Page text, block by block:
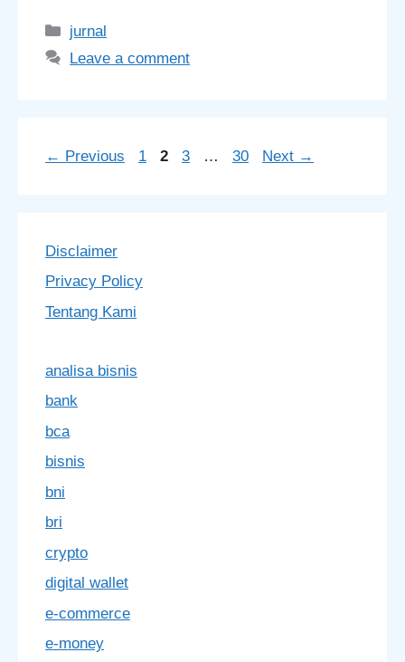
Categories
jurnal
Leave a comment
← Previous Page
1 Page
2 Page
3 … Page
30 Next →
Disclaimer
Privacy Policy
Tentang Kami
analisa bisnis
bank
bca
bisnis
bni
bri
crypto
digital wallet
e-commerce
e-money